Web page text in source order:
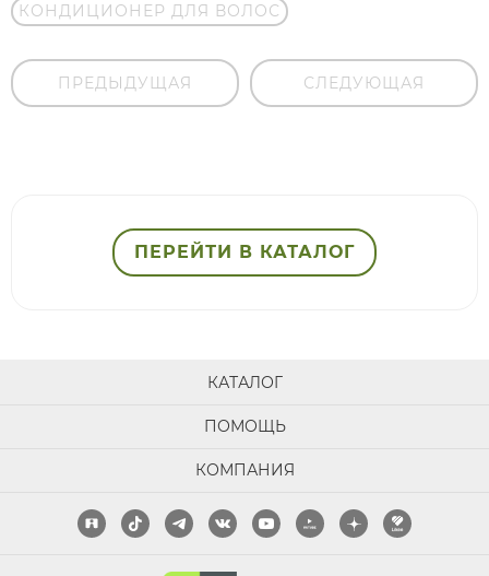
КОНДИЦИОНЕР ДЛЯ ВОЛОС
ПРЕДЫДУЩАЯ СЛЕДУЮЩАЯ
ПЕРЕЙТИ В КАТАЛОГ
КАТАЛОГ
ПОМОЩЬ
КОМПАНИЯ